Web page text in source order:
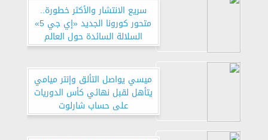
سريع الانتشار والأكثر خطورة..
متحور كورونا الجديد «إي جي 5»
السلالة السائدة حول العالم
ميسي يواصل التألق وإنتر ميامي
يتأهل لقبل نهائي كأس الدوريات
على حساب شارلوت